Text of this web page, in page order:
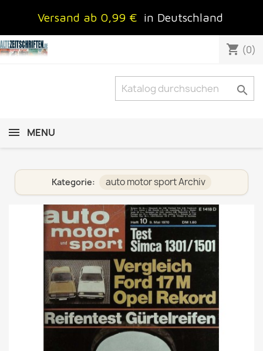
Versand ab 0,99 € in Deutschland
shopping_cart (0)

MENU
Kategorie: auto motor sport Archiv